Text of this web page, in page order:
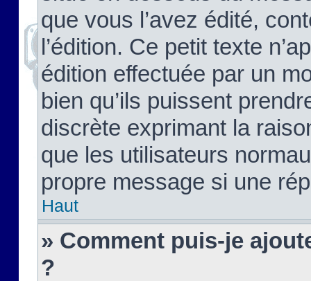
que vous l’avez édité,
l’édition. Ce petit texte
édition effectuée par un
bien qu’ils puissent
discrète exprimant la
que les utilisateurs
propre message si une
Haut
» Comment puis-je
?